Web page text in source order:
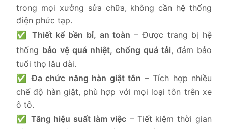
trong mọi xưởng sửa chữa, không cần hệ thống
điện phức tạp.
✅ Thiết kế bền bỉ, an toàn – Được trang bị hệ
thống bảo vệ quá nhiệt, chống quá tải, đảm bảo
tuổi thọ lâu dài.
✅Đa chức năng hàn giật tôn – Tích hợp nhiều
chế độ hàn giật, phù hợp với mọi loại tôn trên xe
ô tô.
✅ Tăng hiệu suất làm việc– Tiết kiệm thời gian